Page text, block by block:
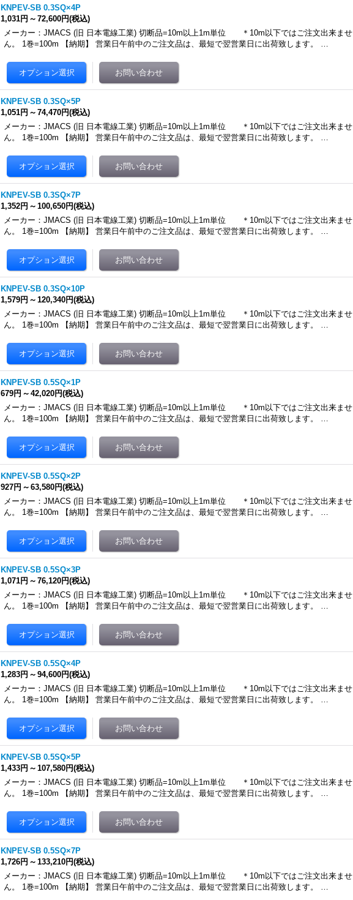
KNPEV-SB 0.3SQ×4P
1,031円 ～ 72,600円(税込)
メーカー：JMACS (旧 日本電線工業) 切断品=10m以上1m単位 ＊10m以下ではご注文出来ませ
ん。 1巻=100m 【納期】 営業日午前中のご注文品は、最短で翌営業日に出荷致します。 …
KNPEV-SB 0.3SQ×5P
1,051円 ～ 74,470円(税込)
メーカー：JMACS (旧 日本電線工業) 切断品=10m以上1m単位 ＊10m以下ではご注文出来ませ
ん。 1巻=100m 【納期】 営業日午前中のご注文品は、最短で翌営業日に出荷致します。 …
KNPEV-SB 0.3SQ×7P
1,352円 ～ 100,650円(税込)
メーカー：JMACS (旧 日本電線工業) 切断品=10m以上1m単位 ＊10m以下ではご注文出来ませ
ん。 1巻=100m 【納期】 営業日午前中のご注文品は、最短で翌営業日に出荷致します。 …
KNPEV-SB 0.3SQ×10P
1,579円 ～ 120,340円(税込)
メーカー：JMACS (旧 日本電線工業) 切断品=10m以上1m単位 ＊10m以下ではご注文出来ませ
ん。 1巻=100m 【納期】 営業日午前中のご注文品は、最短で翌営業日に出荷致します。 …
KNPEV-SB 0.5SQ×1P
679円 ～ 42,020円(税込)
メーカー：JMACS (旧 日本電線工業) 切断品=10m以上1m単位 ＊10m以下ではご注文出来ませ
ん。 1巻=100m 【納期】 営業日午前中のご注文品は、最短で翌営業日に出荷致します。 …
KNPEV-SB 0.5SQ×2P
927円 ～ 63,580円(税込)
メーカー：JMACS (旧 日本電線工業) 切断品=10m以上1m単位 ＊10m以下ではご注文出来ませ
ん。 1巻=100m 【納期】 営業日午前中のご注文品は、最短で翌営業日に出荷致します。 …
KNPEV-SB 0.5SQ×3P
1,071円 ～ 76,120円(税込)
メーカー：JMACS (旧 日本電線工業) 切断品=10m以上1m単位 ＊10m以下ではご注文出来ませ
ん。 1巻=100m 【納期】 営業日午前中のご注文品は、最短で翌営業日に出荷致します。 …
KNPEV-SB 0.5SQ×4P
1,283円 ～ 94,600円(税込)
メーカー：JMACS (旧 日本電線工業) 切断品=10m以上1m単位 ＊10m以下ではご注文出来ませ
ん。 1巻=100m 【納期】 営業日午前中のご注文品は、最短で翌営業日に出荷致します。 …
KNPEV-SB 0.5SQ×5P
1,433円 ～ 107,580円(税込)
メーカー：JMACS (旧 日本電線工業) 切断品=10m以上1m単位 ＊10m以下ではご注文出来ませ
ん。 1巻=100m 【納期】 営業日午前中のご注文品は、最短で翌営業日に出荷致します。 …
KNPEV-SB 0.5SQ×7P
1,726円 ～ 133,210円(税込)
メーカー：JMACS (旧 日本電線工業) 切断品=10m以上1m単位 ＊10m以下ではご注文出来ませ
ん。 1巻=100m 【納期】 営業日午前中のご注文品は、最短で翌営業日に出荷致します。 …